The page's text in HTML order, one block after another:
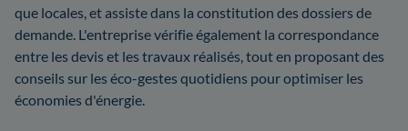
que locales, et assiste dans la constitution des dossiers de
demande. L'entreprise vérifie également la correspondance
entre les devis et les travaux réalisés, tout en proposant des
conseils sur les éco-gestes quotidiens pour optimiser les
économies d'énergie.